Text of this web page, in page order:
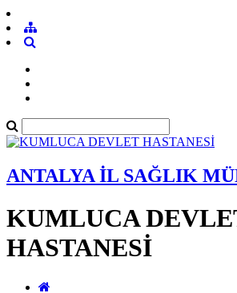
ANTALYA İL SAĞLIK
KUMLUCA
HASTANESİ